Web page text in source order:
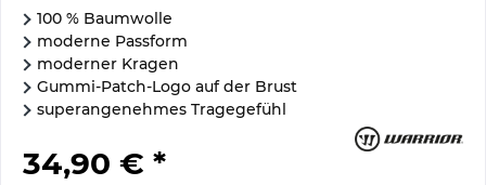
100 % Baumwolle
moderne Passform
moderner Kragen
Gummi-Patch-Logo auf der Brust
superangenehmes Tragegefühl
34,90 € *